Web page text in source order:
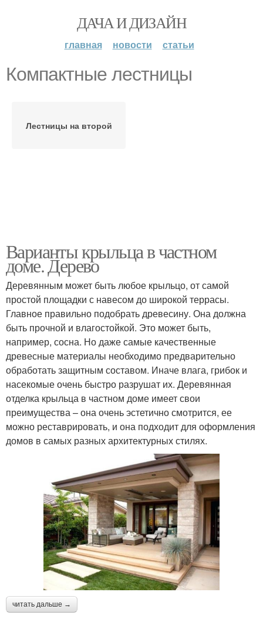
ДАЧА И ДИЗАЙН
главная новости статьи
Компактные лестницы
Лестницы на второй
Варианты крыльца в частном
доме. Дерево
Деревянным может быть любое крыльцо, от самой
простой площадки с навесом до широкой террасы.
Главное правильно подобрать древесину. Она должна
быть прочной и влагостойкой. Это может быть,
например, сосна. Но даже самые качественные
древесные материалы необходимо предварительно
обработать защитным составом. Иначе влага, грибок и
насекомые очень быстро разрушат их. Деревянная
отделка крыльца в частном доме имеет свои
преимущества – она очень эстетично смотрится, ее
можно реставрировать, и она подходит для оформления
домов в самых разных архитектурных стилях.
читать дальше →